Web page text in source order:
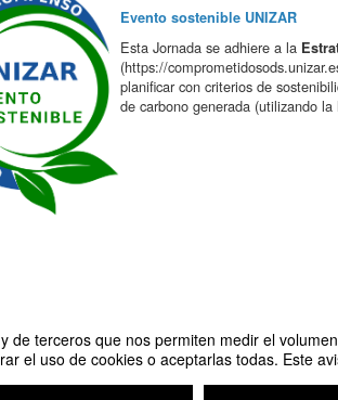
de terceros que nos permiten medir el
el uso de cookies o aceptarlas todas. Este
Evento sostenible UNIZAR
Esta Jornada se adhiere a la
(https://
planificar con criterios de
de carbono generada (utilizando
para proteger el planeta
Organizado por Observatorio de Sostenibilidad